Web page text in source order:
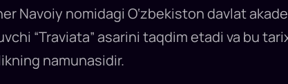
Navoiy nomidagi O‘zbekiston davlat
“Traviata” asarini taqdim etadi va bu
namunasidir.